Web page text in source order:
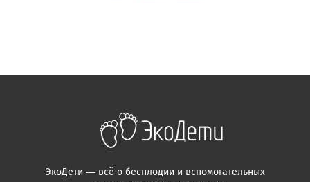
ЭкоДети — всё о бесплодии и вспомогательных